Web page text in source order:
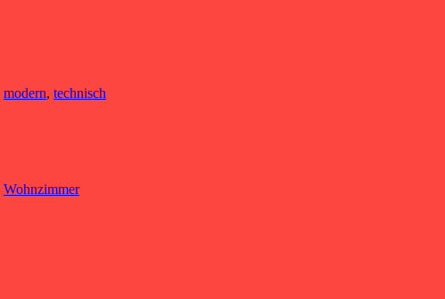
modern, technisch
Wohnzimmer